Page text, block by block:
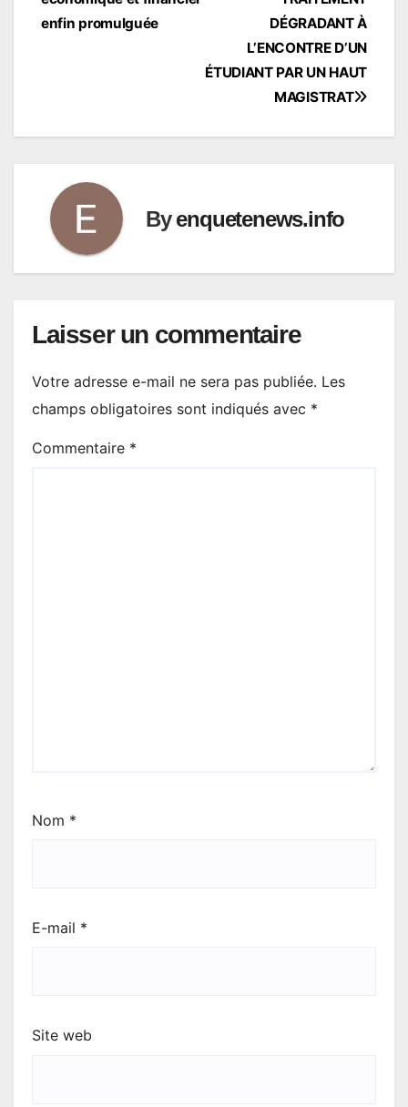
DÉGRADANT À
L’ENCONTRE D’UN
ÉTUDIANT PAR UN HAUT
MAGISTRAT
enfin promulguée
Byenquetenews.info
Laisser un commentaire
Votre adresse e-mail ne sera pas publiée. Les
champs obligatoires sont indiqués avec *
Commentaire *
Nom *
E-mail *
Site web